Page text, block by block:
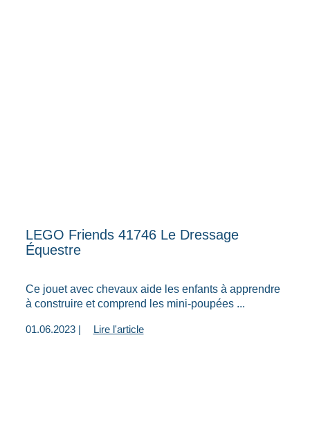
LEGO Friends 41746 Le Dressage
Équestre
Ce jouet avec chevaux aide les enfants à apprendre
à construire et comprend les mini-poupées ...
01.06.2023 | Lire l'article